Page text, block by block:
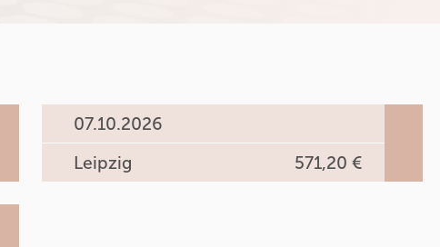
07.10.2026
Leipzig
571,20 €